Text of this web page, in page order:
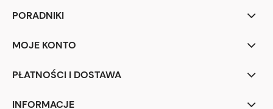
PORADNIKI
MOJE KONTO
PŁATNOŚCI I DOSTAWA
INFORMACJE